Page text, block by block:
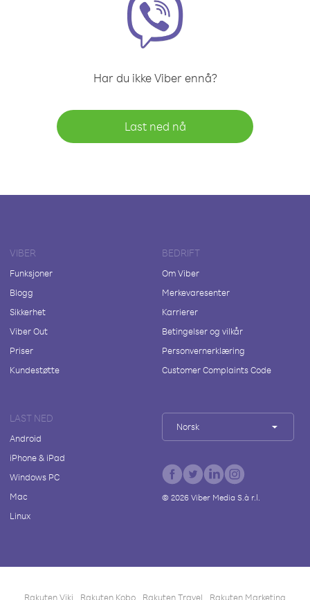
Har du ikke Viber ennå?
Last ned nå
VIBER
Funksjoner
Blogg
Sikkerhet
Viber Out
Priser
Kundestøtte
BEDRIFT
Om Viber
Merkevaresenter
Karrierer
Betingelser og vilkår
Personvernerklæring
Customer Complaints Code
LAST NED
Android
iPhone & iPad
Windows PC
Mac
Linux
Norsk
© 2026Viber Media S.à r.l.
Rakuten Viki Rakuten Kobo Rakuten Travel Rakuten Marketing